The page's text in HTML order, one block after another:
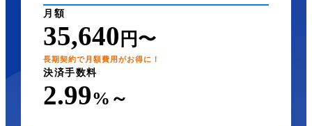
月額
35,640 円〜
長期契約で月額費用がお得に！
決済手数料
2.99%～